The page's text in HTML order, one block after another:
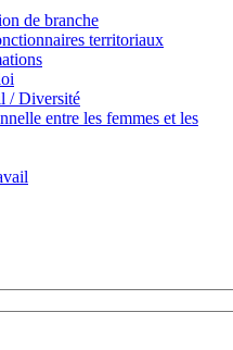
de branche
territoriaux
/ Diversité
entre les femmes et les